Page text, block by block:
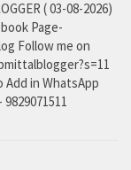
( 03-08-2026)
Page-
Follow me on
in WhatsApp